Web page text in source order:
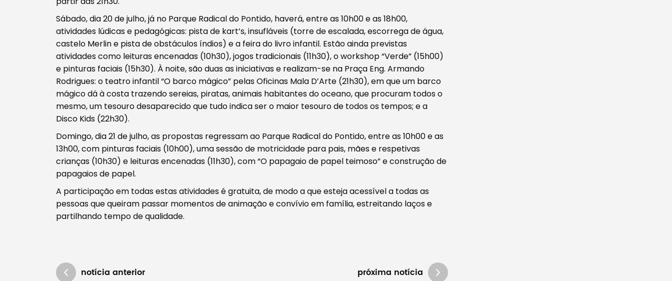
Filtros
Sábado, dia 20 de julho, já no Parque Radical do Pontido, haverá, entre as 10h00 e as 18h00,
atividades lúdicas e pedagógicas: pista de kart’s, insufláveis (torre de escalada, escorrega de água,
castelo Merlin e pista de obstáculos índios) e a feira do livro infantil. Estão ainda previstas
atividades como leituras encenadas (10h30), jogos tradicionais (11h30), o workshop “Verde” (15h00)
e pinturas faciais (15h30). À noite, são duas as iniciativas e realizam-se na Praça Eng. Armando
Rodrigues: o teatro infantil “O barco mágico” pelas Oficinas Mala D’Arte (21h30), em que um barco
mágico dá à costa trazendo sereias, piratas, animais habitantes do oceano, que procuram todos o
mesmo, um tesouro desaparecido que tudo indica ser o maior tesouro de todos os tempos; e a
Disco Kids (22h30).
Domingo, dia 21 de julho, as propostas regressam ao Parque Radical do Pontido, entre as 10h00 e as
13h00, com pinturas faciais (10h00), uma sessão de motricidade para pais, mães e respetivas
crianças (10h30) e leituras encenadas (11h30), com “O papagaio de papel teimoso” e construção de
papagaios de papel.
A participação em todas estas atividades é gratuita, de modo a que esteja acessível a todas as
pessoas que queiram passar momentos de animação e convívio em família, estreitando laços e
partilhando tempo de qualidade.
notícia anterior próxima notícia